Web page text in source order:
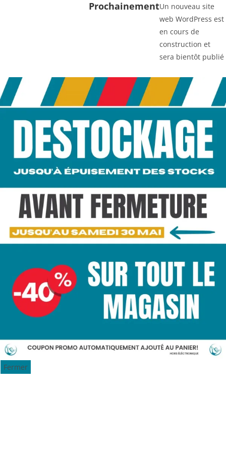
ProchainementUn nouveau site
web WordPress est
en cours de
construction et
sera bientôt publié
Fermer